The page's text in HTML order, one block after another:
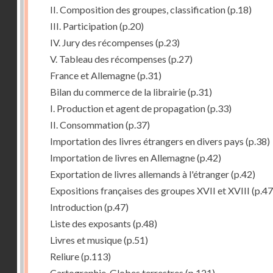
II. Composition des groupes, classification(p.18)
III. Participation(p.20)
IV. Jury des récompenses (p.23)
V. Tableau des récompenses (p.27)
France et Allemagne(p.31)
Bilan du commerce de la librairie(p.31)
I. Production et agent de propagation(p.33)
II. Consommation(p.37)
Importation des livres étrangers en divers pays (p.38)
Importation de livres en Allemagne(p.42)
Exportation de livres allemands à l'étranger(p.42)
Expositions françaises des groupes XVII et XVIII
Introduction(p.47)
Liste des exposants (p.48)
Livres et musique(p.51)
Reliure(p.113)